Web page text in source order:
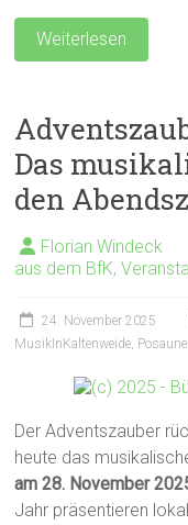
Weiterlesen
Das
den
Florian Windeck
aus dem BfK,
24. November 2025
MusikInKaltenweide,
Der Adventszauber
heute das
am 28. November
Jahr präsentieren